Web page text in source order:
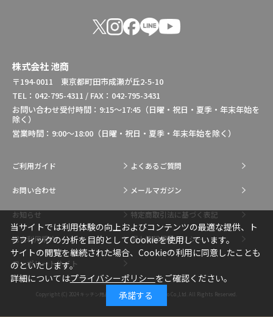
株式会社 池商
〒194-0011 東京都町田市成瀬が丘2-5-10
TEL：042-795-4311 / FAX：042-795-3431
お問い合わせ受付時間：9:15～17:45（日曜・祝日・夏季・年末年始を
除く）
営業時間：9:00～18:00（日曜・祝日・夏季・年末年始を除く）
ご利用ガイド よくあるご質問
お問い合わせ メールマガジン
お知らせ 特定商取引法に基づく表記
総合利用規約 個人情報保護ポリシー
コーポレートサイト
Copyright (C) 2024 キッチン用品・調理用品の通販はIkesho Co.,Ltd. All Rights Reserved.
当サイトでは利用体験の向上およびコンテンツの最適な提供、ト
ラフィックの分析を目的としてCookieを使用しています。
サイトの閲覧を継続された場合、Cookieの利用に同意したことも
のといたします。
詳細についてはプライバシーポリシーをご確認ください。
承諾する